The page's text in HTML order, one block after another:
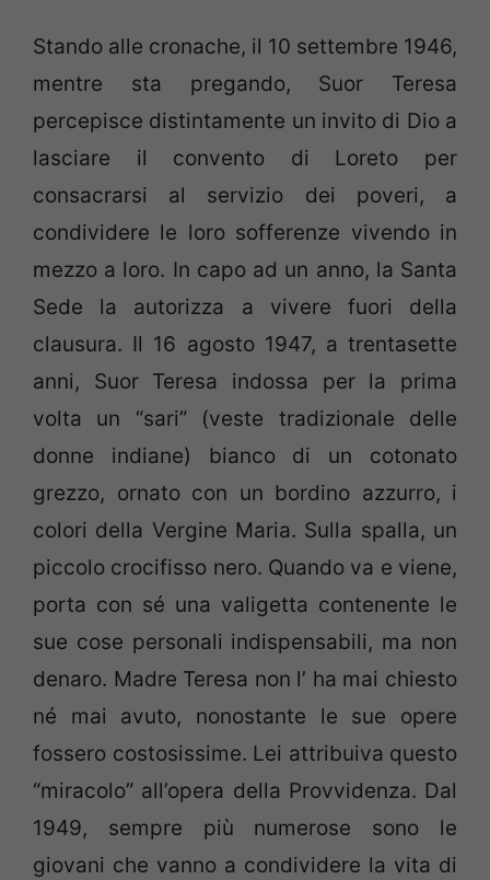
Stando alle cronache, il 10 settembre 1946,
mentre sta pregando, Suor Teresa
percepisce distintamente un invito di Dio a
lasciare il convento di Loreto per
consacrarsi al servizio dei poveri, a
condividere le loro sofferenze vivendo in
mezzo a loro. In capo ad un anno, la Santa
Sede la autorizza a vivere fuori della
clausura. Il 16 agosto 1947, a trentasette
anni, Suor Teresa indossa per la prima
volta un “sari” (veste tradizionale delle
donne indiane) bianco di un cotonato
grezzo, ornato con un bordino azzurro, i
colori della Vergine Maria. Sulla spalla, un
piccolo crocifisso nero. Quando va e viene,
porta con sé una valigetta contenente le
sue cose personali indispensabili, ma non
denaro. Madre Teresa non l’ ha mai chiesto
né mai avuto, nonostante le sue opere
fossero costosissime. Lei attribuiva questo
“miracolo” all’opera della Provvidenza. Dal
1949, sempre più numerose sono le
giovani che vanno a condividere la vita di